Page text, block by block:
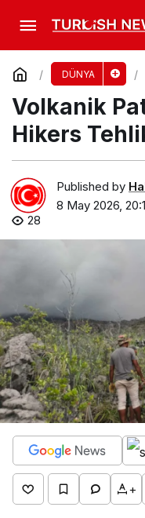
DÜNYA
Volkanik
Hikers
Published by
8 May 2026,
28
+
WHO’dan
Comment